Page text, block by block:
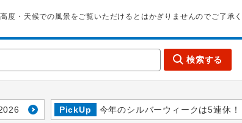
・天候での風景をご覧いただけるとはかぎりませんのでご了承く
検索する
PickUp 今年のシルバーウィークは5連休！